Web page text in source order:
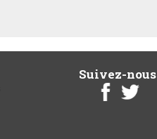
Suivez-nous